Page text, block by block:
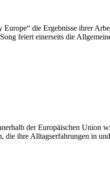
die Ergebnisse ihrer
feiert einerseits die
der Europäischen Union
ihre Alltagserfahrungen in